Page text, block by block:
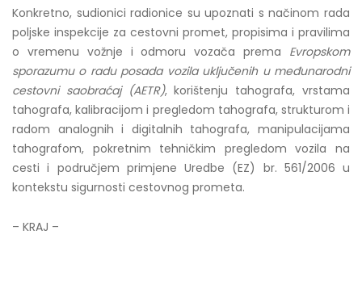
Konkretno, sudionici radionice su upoznati s načinom rada
poljske inspekcije za cestovni promet, propisima i pravilima
o vremenu vožnje i odmoru vozača prema Evropskom
sporazumu o radu posada vozila uključenih u međunarodni
cestovni saobraćaj (AETR), korištenju tahografa, vrstama
tahografa, kalibracijom i pregledom tahografa, strukturom i
radom analognih i digitalnih tahografa, manipulacijama
tahografom, pokretnim tehničkim pregledom vozila na
cesti i područjem primjene Uredbe (EZ) br. 561/2006 u
kontekstu sigurnosti cestovnog prometa.
– KRAJ –